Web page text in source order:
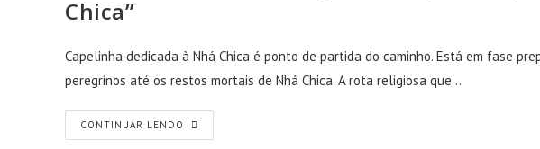
Chica”
Capelinha dedicada à Nhá Chica é ponto de partida do caminho. Está em fase
peregrinos até os restos mortais de Nhá Chica. A rota religiosa que…
CONTINUAR LENDO